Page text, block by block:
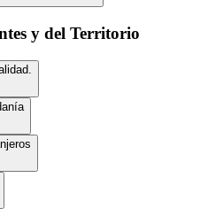
y del Territorio